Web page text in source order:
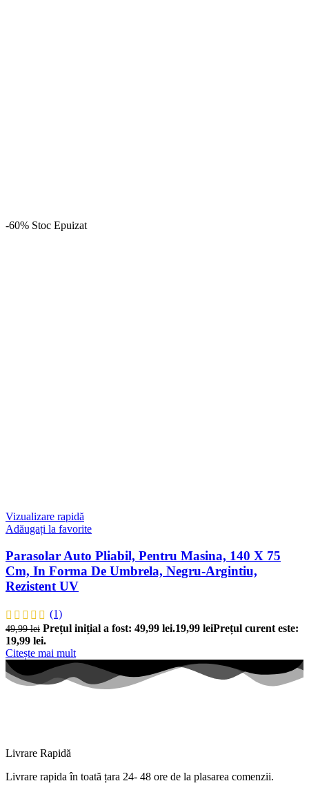
-60% Stoc Epuizat
Vizualizare rapidă
Adăugați la favorite
Parasolar Auto Pliabil, Pentru Masina, 140 X 75
Cm, In Forma De Umbrela, Negru-Argintiu,
Rezistent UV
(1)
49,99lei Prețul inițial a fost: 49,99 lei.19,99 leiPrețul curent este:
19,99 lei.
Citește mai mult
Livrare Rapidă
Livrare rapida în toată țara 24- 48 ore de la plasarea comenzii.